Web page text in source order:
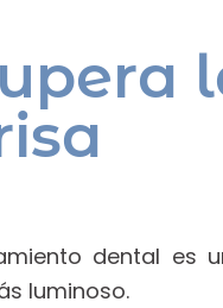
dental es
luminoso.